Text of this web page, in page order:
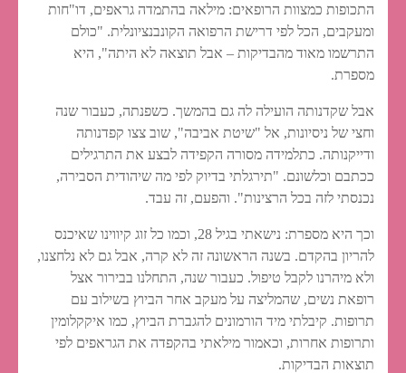
התכופות כמצוות הרופאים: מילאה בהתמדה גראפים, דו"חות
ומעקבים, הכל לפי דרישת הרפואה הקונבנציונלית. "כולם
התרשמו מאוד מהבדיקות – אבל תוצאה לא היתה", היא
מספרת.
אבל שקדנותה הועילה לה גם בהמשך. כשפנתה, כעבור שנה
וחצי של ניסיונות, אל "שיטת אביבה", שוב צצו קפדנותה
ודייקנותה. כתלמידה מסורה הקפידה לבצע את התרגילים
ככתבם וכלשונם. "תירגלתי בדיוק לפי מה שיהודית הסבירה,
נכנסתי לזה בכל הרצינות". והפעם, זה עבד.
וכך היא מספרת: נישאתי בגיל 28, וכמו כל זוג קיווינו שאיכנס
להריון בהקדם. בשנה הראשונה זה לא קרה, אבל גם לא נלחצנו,
ולא מיהרנו לקבל טיפול. כעבור שנה, התחלנו בבירור אצל
רופאת נשים, שהמליצה על מעקב אחר הביוץ בשילוב עם
תרופות. קיבלתי מיד הורמונים להגברת הביוץ, כמו איקקלומין
ותרופות אחרות, וכאמור מילאתי בהקפדה את הגראפים לפי
תוצאות הבדיקות.